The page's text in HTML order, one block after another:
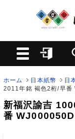
ホーム 日本紙幣 日
2011年銘 褐色2桁/早番
新福沢諭吉
番